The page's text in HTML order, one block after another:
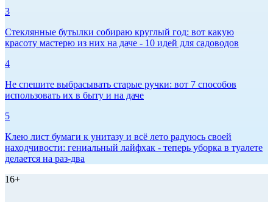
3
Стеклянные бутылки собираю круглый год: вот какую
красоту мастерю из них на даче - 10 идей для садоводов
4
Не спешите выбрасывать старые ручки: вот 7 способов
использовать их в быту и на даче
5
Клею лист бумаги к унитазу и всё лето радуюсь своей
находчивости: гениальный лайфхак - теперь уборка в туалете
делается на раз-два
16+